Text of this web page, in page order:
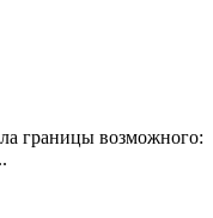
границы возможного: